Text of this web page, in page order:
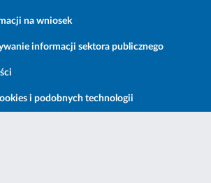
na wniosek
informacji sektora publicznego
i podobnych technologii